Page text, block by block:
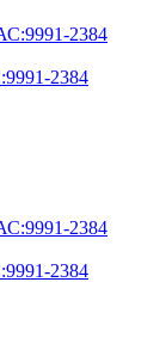
2384
2384